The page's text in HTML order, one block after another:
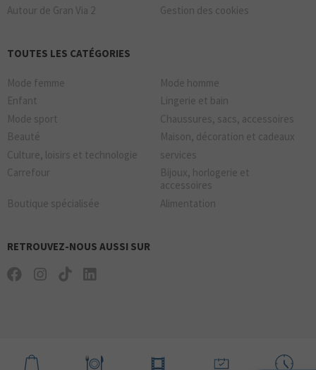
Autour de Gran Via 2
Gestion des cookies
TOUTES LES CATÉGORIES
Mode femme
Mode homme
Enfant
Lingerie et bain
Mode sport
Chaussures, sacs, accessoires
Beauté
Maison, décoration et cadeaux
Culture, loisirs et technologie
services
Carrefour
Bijoux, horlogerie et
accessoires
Boutique spécialisée
Alimentation
RETROUVEZ-NOUS AUSSI SUR